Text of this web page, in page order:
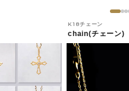
K18チェーン
chain(チェーン)